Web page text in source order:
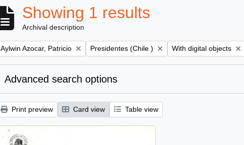
Showing 1 results
Archival description
Remove filter:
Aylwin Azocar, Patricio Remove filter:
Presidentes (Chile ) Remove filter:
With digital objects
Advanced search options
Print preview Card view Table view